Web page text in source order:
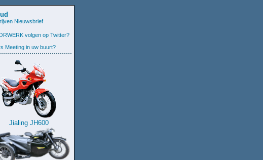
Nieuwsbrief
volgen op Twitter?
Meeting in uw buurt?
Jialing JH600